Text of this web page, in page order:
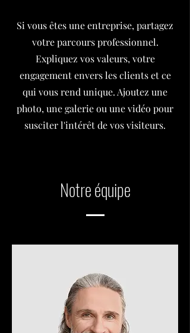
Si vous êtes une entreprise, partagez
votre parcours professionnel.
Expliquez vos valeurs, votre
engagement envers les clients et ce
qui vous rend unique. Ajoutez une
photo, une galerie ou une vidéo pour
susciter l'intérêt de vos visiteurs.
Notre équipe